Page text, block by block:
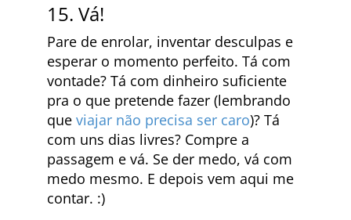
15. Vá!
Pare de enrolar, inventar desculpas e
esperar o momento perfeito. Tá com
vontade? Tá com dinheiro suficiente
pra o que pretende fazer (lembrando
que viajar não precisa ser caro)? Tá
com uns dias livres? Compre a
passagem e vá. Se der medo, vá com
medo mesmo. E depois vem aqui me
contar. :)